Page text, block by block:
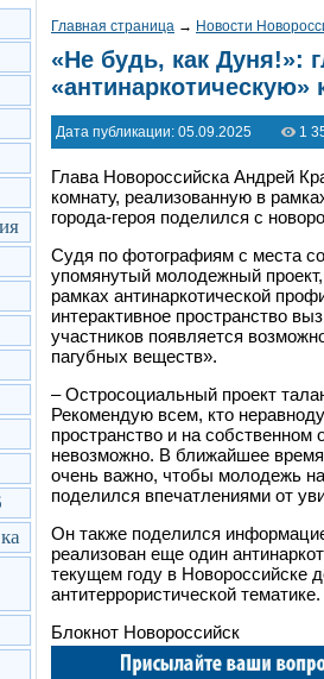
Главная страница → Новости
«Не будь, как Дуня!»:
«антинаркотическую»
Дата публикации: 05.09.2025 1
Глава Новороссийска Андрей
комнату, реализованную в
города-героя поделился с
Судя по фотографиям с места
упомянутый молодежный
рамках антинаркотической
интерактивное пространство
участников появляется
пагубных веществ».
– Остросоциальный проект
Рекомендую всем, кто
пространство и на собственном
невозможно. В ближайшее
очень важно, чтобы молодежь
поделился впечатлениями от
Он также поделился
реализован еще один
текущем году в Новороссийске
антитеррористической тематике.
Блокнот Новороссийск